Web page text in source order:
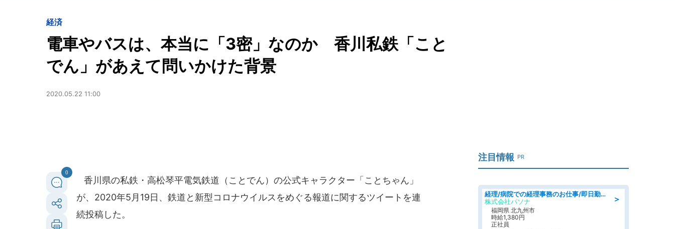
経済
電車やバスは、本当に「3密」なのか 香川私鉄「こと
でん」があえて問いかけた背景
2020.05.22 11:00
0
香川県の私鉄・高松琴平電気鉄道（ことでん）の公式キャラクター「ことちゃん」
が、2020年5月19日、鉄道と新型コロナウイルスをめぐる報道に関するツイートを連
続投稿した。
注目情報 PR
＞
経理/病院での経理事務のお仕事/即日勤務可/車通勤可/経理/一般事務
株式会社パソナ
福岡県 北九州市
時給1,380円
正社員